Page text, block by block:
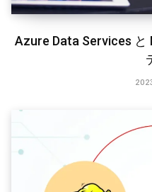
Azure Data Services